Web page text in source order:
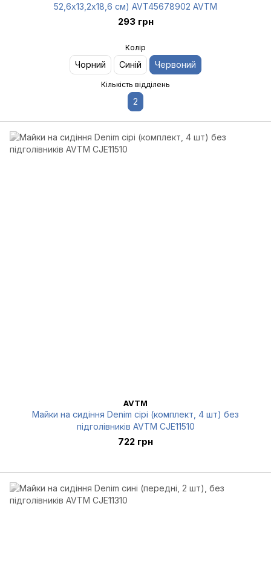
52,6х13,2х18,6 см) AVT45678902 AVTM
293 грн
Колір
Чорний Синій Червоний
Кількість відділень
2
AVTM
Майки на сидіння Denim сірі (комплект, 4 шт) без
підголівників AVTM CJE11510
722 грн